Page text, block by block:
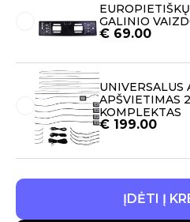
GALINIO
€ 69.00
APŠVIETIMAS
KOMPLEKTAS
€ 199.00
ĮDĖTI Į